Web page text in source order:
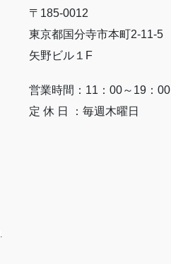
〒185-0012
東京都国分寺市本町2-11-5
矢野ビル１F
営業時間：11：00～19：00
定 休 日 ：毎週木曜日